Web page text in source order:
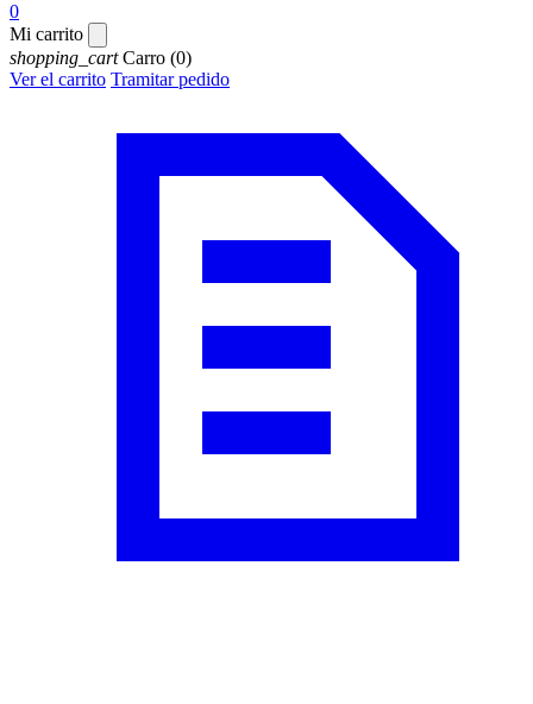
0
Mi carrito
shopping_cart Carro (0)
Ver el carrito Tramitar pedido